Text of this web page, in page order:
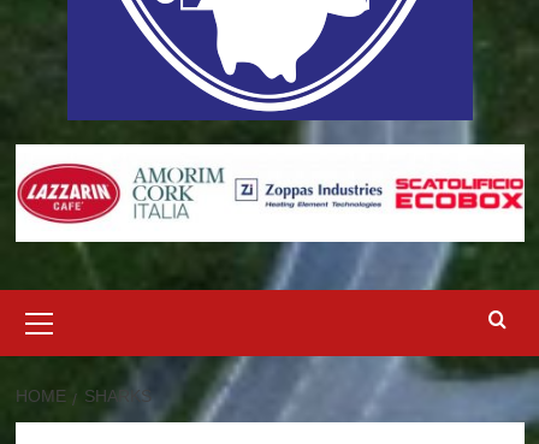
principale
HOME SHARKS